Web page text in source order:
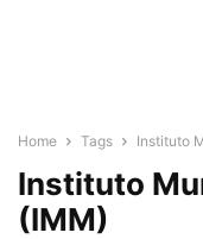
Home Tags Instituto
Instituto
(IMM)